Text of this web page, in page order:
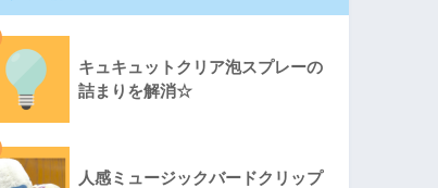
キュキュットクリア泡スプレーの
詰まりを解消☆
人感ミュージックバードクリップ